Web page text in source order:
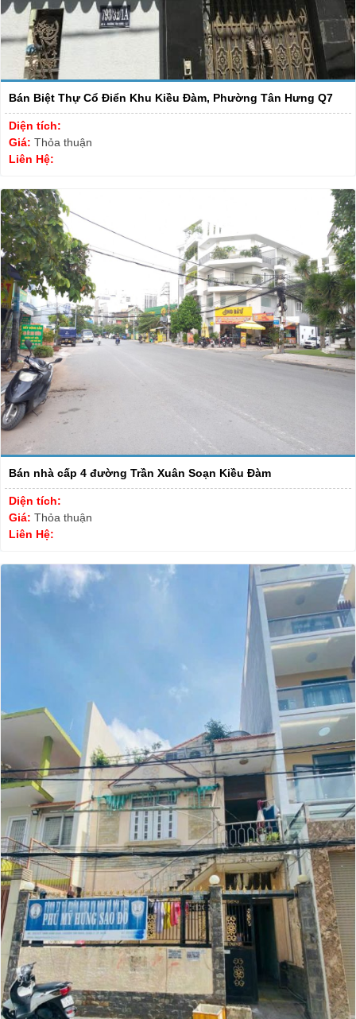
Bán Biệt Thự Cổ Điển Khu Kiều Đàm, Phường Tân Hưng Q7
Diện tích:
Giá: Thỏa thuận
Liên Hệ:
Bán nhà cấp 4 đường Trần Xuân Soạn Kiều Đàm
Diện tích:
Giá: Thỏa thuận
Liên Hệ: